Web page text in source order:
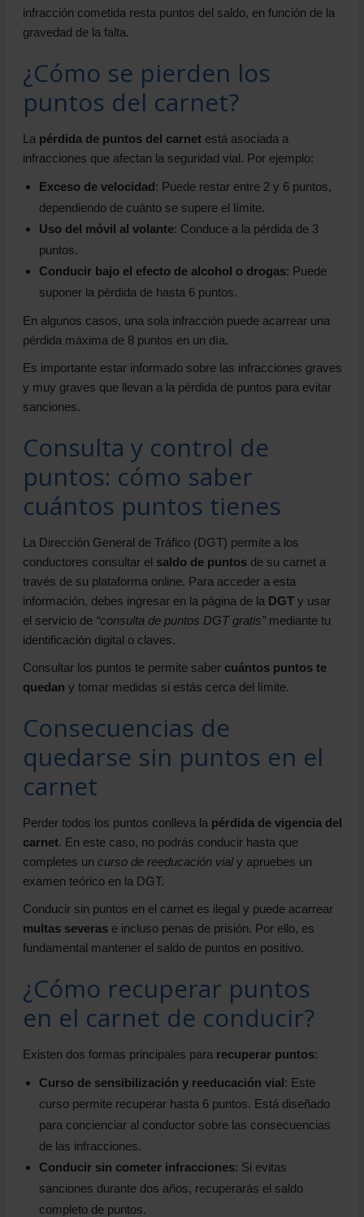
infracción cometida resta puntos del saldo, en función de la
gravedad de la falta.
¿Cómo se pierden los
puntos del carnet?
La pérdida de puntos del carnetestá asociada a
infracciones que afectan la seguridad vial. Por ejemplo:
Exceso de velocidad: Puede restar entre 2 y 6 puntos,
dependiendo de cuánto se supere el límite.
Uso del móvil al volante: Conduce a la pérdida de 3
puntos.
Conducir bajo el efecto de alcohol o drogas: Puede
suponer la pérdida de hasta 6 puntos.
En algunos casos, una sola infracción puede acarrear una
pérdida máxima de 8 puntos en un día.
Es importante estar informado sobre las infracciones graves
y muy graves que llevan a la pérdida de puntos para evitar
sanciones.
Consulta y control de
puntos: cómo saber
cuántos puntos tienes
La Dirección General de Tráfico (DGT) permite a los
conductores consultar el saldo de puntosde su carnet a
través de su plataforma online. Para acceder a esta
información, debes ingresar en la página de la DGTy usar
el servicio de “consulta de puntos DGT gratis”mediante tu
identificación digital o claves.
Consultar los puntos te permite saber cuántos puntos te
quedan y tomar medidas si estás cerca del límite.
Consecuencias de
quedarse sin puntos en el
carnet
Perder todos los puntos conlleva la pérdida de vigencia del
carnet. En este caso, no podrás conducir hasta que
completes un curso de reeducación vialy apruebes un
examen teórico en la DGT.
Conducir sin puntos en el carnet es ilegal y puede acarrear
multas severase incluso penas de prisión. Por ello, es
fundamental mantener el saldo de puntos en positivo.
¿Cómo recuperar puntos
en el carnet de conducir?
Existen dos formas principales para recuperar puntos:
Curso de sensibilización y reeducación vial: Este
curso permite recuperar hasta 6 puntos. Está diseñado
para concienciar al conductor sobre las consecuencias
de las infracciones.
Conducir sin cometer infracciones: Si evitas
sanciones durante dos años, recuperarás el saldo
completo de puntos.